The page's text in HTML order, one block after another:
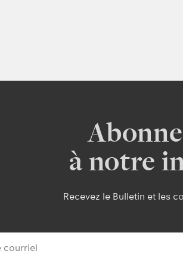
à notre
Recevez le Bulletin et les